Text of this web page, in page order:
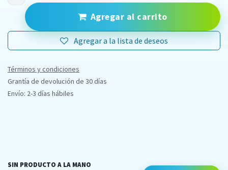
Agregar al carrito
Agregar a la lista de deseos
Términos y condiciones
Grantía de devolución de 30 días
Envío: 2-3 días hábiles
SIN PRODUCTO A LA MANO